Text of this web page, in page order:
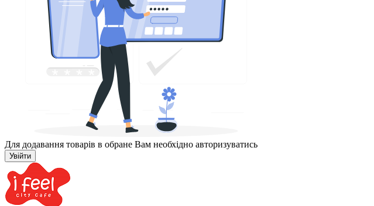
Для додавання товарів в обране Вам необхідно авторизуватись
Увійти